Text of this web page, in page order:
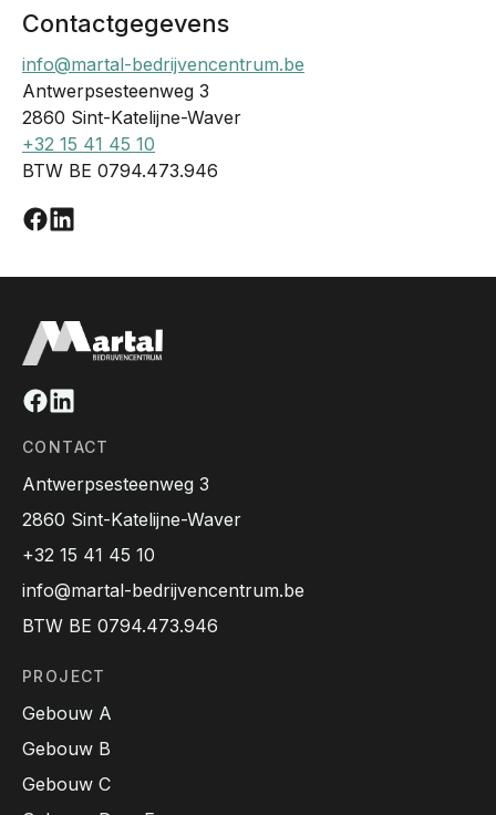
Contactgegevens
info@martal-bedrijvencentrum.be
Antwerpsesteenweg 3
2860 Sint-Katelijne-Waver
+32 15 41 45 10
BTW BE 0794.473.946
Facebook
Facebook
CONTACT
Antwerpsesteenweg 3
2860 Sint-Katelijne-Waver
+32 15 41 45 10
info@martal-bedrijvencentrum.be
BTW BE 0794.473.946
PROJECT
Gebouw A
Gebouw B
Gebouw C